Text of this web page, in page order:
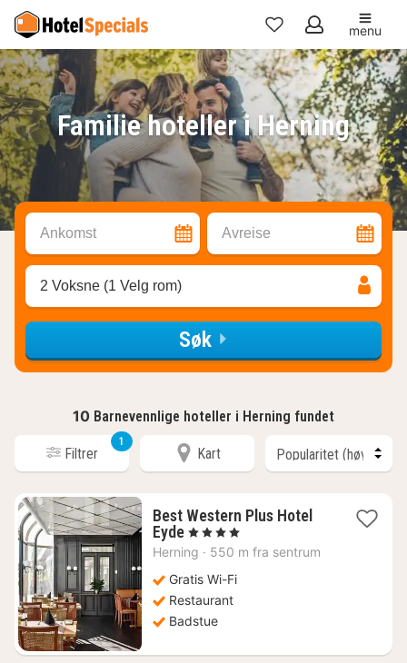
Mine
favoritter
menu
Familie hoteller i Herning
Ankomst Avreise
2 Voksne (1 Velg rom)
Søk
10 Barnevennlige hoteller i Herning fundet
Filtrer
1
Kart
Best Western Plus Hotel
Eyde1
natt
fra
1008
kr.
, 4 Stjerner
Herning · 550 m fra sentrum
Gratis Wi-Fi
Restaurant
Badstue